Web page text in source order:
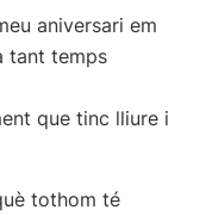
aniversari em
tant temps
que tinc lliure i
tothom té